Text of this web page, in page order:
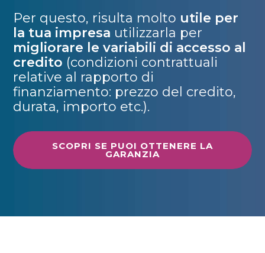
Per questo, risulta molto utile per
la tua impresa utilizzarla per
migliorare le variabili di accesso al
credito (condizioni contrattuali
relative al rapporto di
finanziamento: prezzo del credito,
durata, importo etc.).
SCOPRI SE PUOI OTTENERE LA
GARANZIA